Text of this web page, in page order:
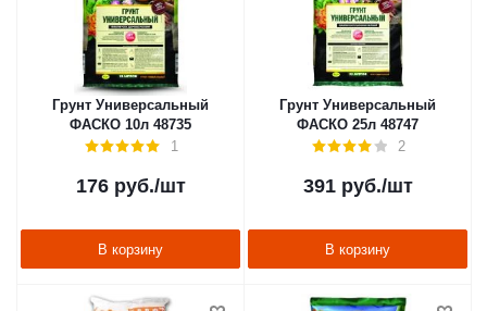
Грунт Универсальный
ФАСКО 10л 48735
1
176руб./шт
В корзину
Грунт Универсальный
ФАСКО 25л 48747
2
391руб./шт
В корзину